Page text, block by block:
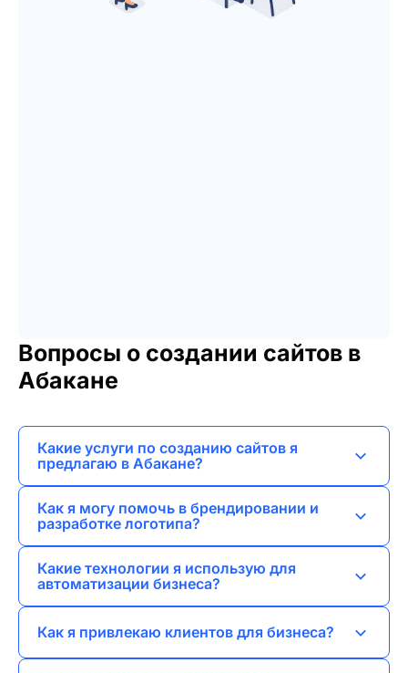
Вопросы о создании сайтов в
Абакане
Какие услуги по созданию сайтов я
предлагаю в Абакане?
лендинги, сайты-визитки, корпоративные
Как я могу помочь в брендировании и
разработке логотипа?
которые отражают индивидуальность бренда
Какие технологии я использую для
автоматизации бизнеса?
разрабатываю веб-приложения и мобильные
приложения для оптимизации бизнес-
Как я привлекаю клиентов для бизнеса?